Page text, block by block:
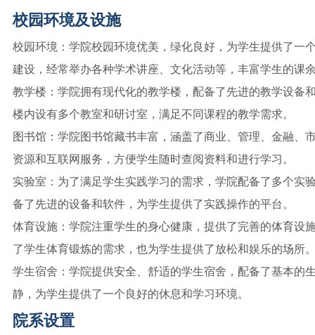
校园环境及设施
校园环境：学院校园环境优美，绿化良好，为学生提供了一
建设，经常举办各种学术讲座、文化活动等，丰富学生的课
教学楼：学院拥有现代化的教学楼，配备了先进的教学设备
楼内设有多个教室和研讨室，满足不同课程的教学需求。
图书馆：学院图书馆藏书丰富，涵盖了商业、管理、金融、
资源和互联网服务，方便学生随时查阅资料和进行学习。
实验室：为了满足学生实践学习的需求，学院配备了多个实
备了先进的设备和软件，为学生提供了实践操作的平台。
体育设施：学院注重学生的身心健康，提供了完善的体育设
了学生体育锻炼的需求，也为学生提供了放松和娱乐的场所
学生宿舍：学院提供安全、舒适的学生宿舍，配备了基本的
静，为学生提供了一个良好的休息和学习环境。
院系设置